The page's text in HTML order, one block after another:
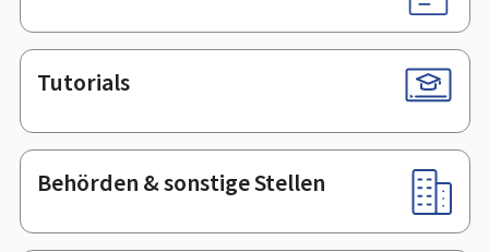
Tutorials
Behörden & sonstige Stellen